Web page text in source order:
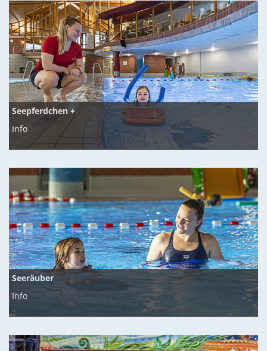
Seepferdchen +
Info
Seeräuber
Info